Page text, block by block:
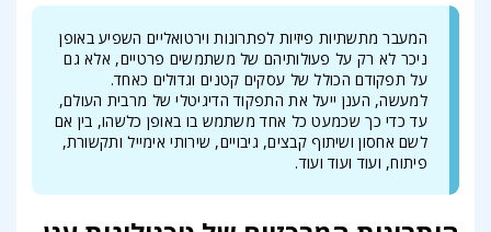
המעבר מתשתיות פיזיות לפתרונות וירטואליים השפיע באופן
ניכר לא רק על פעולותיהם של משתמשים פרטיים, אלא גם
על תפקודם הכולל של עסקים קטנים וגדולים כאחד.
למעשה, הענן ייעל את התפקוד הדיגיטלי של מרבית העולם,
עד כדי כך שכמעט כל אחד משתמש בו באופן כלשהו, בין אם
לשם אחסון ושיתוף קבצים, גיבויים, שירותי אימייל ותקשורת,
פיתוח, ועוד ועוד ועוד.